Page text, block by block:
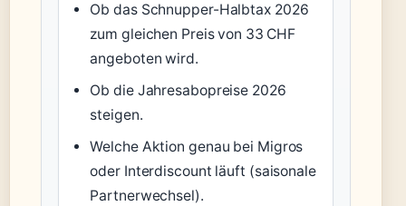
Ob das Schnupper-Halbtax 2026
zum gleichen Preis von 33 CHF
angeboten wird.
Ob die Jahresabopreise 2026
steigen.
Welche Aktion genau bei Migros
oder Interdiscount läuft (saisonale
Partnerwechsel).